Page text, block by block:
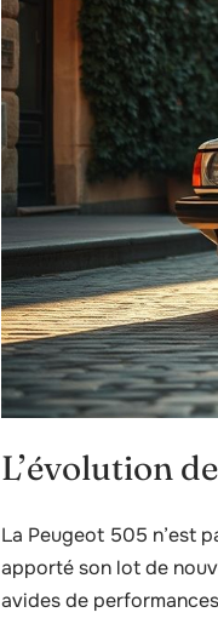
L’évolution
La Peugeot 505 n’est
apporté son lot de
avides de